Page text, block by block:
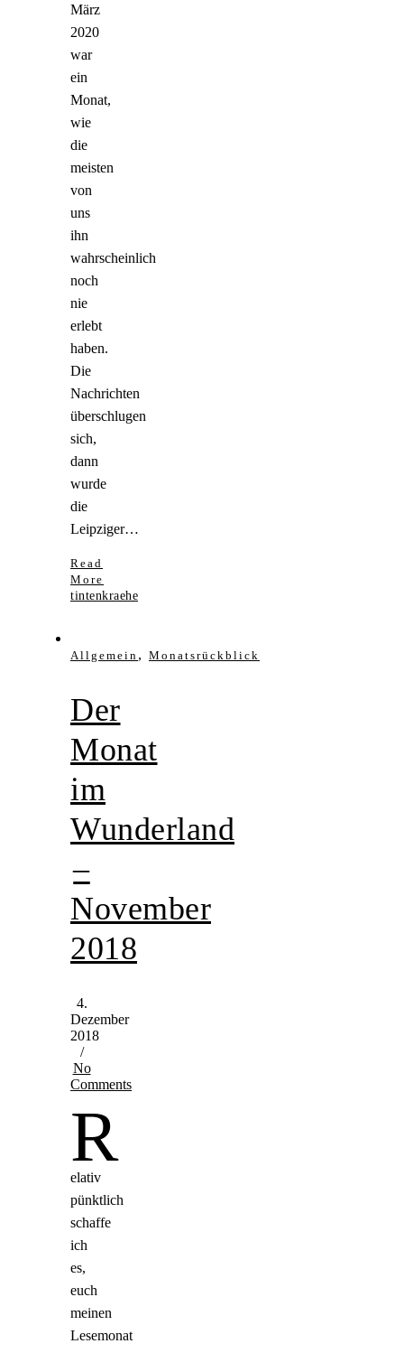
März
2020
war
ein
Monat,
wie
die
meisten
von
uns
ihn
wahrscheinlich
noch
nie
erlebt
haben.
Die
Nachrichten
überschlugen
sich,
dann
wurde
die
Leipziger…
Read
More
tintenkraehe
Allgemein , Monatsrückblick
Der
Monat
im
Wunderland
–
November
2018
4.
Dezember
2018
/
No
Comments
R
elativ
pünktlich
schaffe
ich
es,
euch
meinen
Lesemonat